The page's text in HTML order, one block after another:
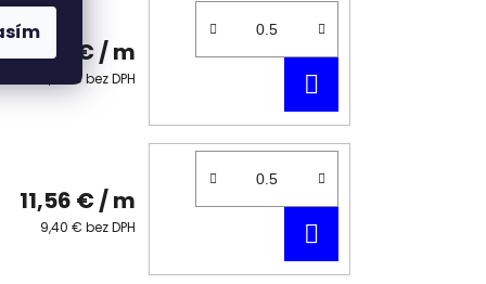
11,56 € / m
9,40 € bez DPH
KOŠÍKA
11,56 € / m
9,40 € bez DPH
KOŠÍKA